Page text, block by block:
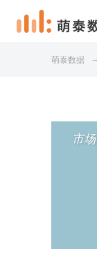
萌泰数据
市